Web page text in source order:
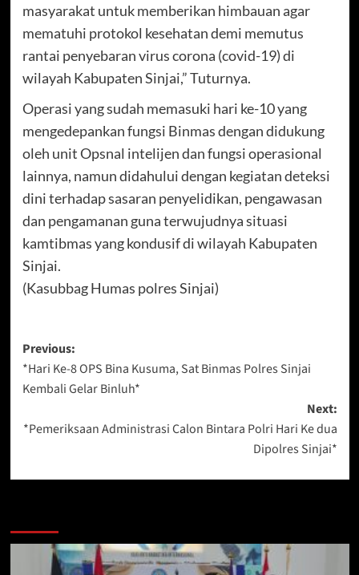
masyarakat untuk memberikan himbauan agar
mematuhi protokol kesehatan demi memutus
rantai penyebaran virus corona (covid-19) di
wilayah Kabupaten Sinjai,” Tuturnya.
Operasi yang sudah memasuki hari ke-10 yang
mengedepankan fungsi Binmas dengan didukung
oleh unit Opsnal intelijen dan fungsi operasional
lainnya, namun didahului dengan kegiatan deteksi
dini terhadap sasaran penyelidikan, pengawasan
dan pengamanan guna terwujudnya situasi
kamtibmas yang kondusif di wilayah Kabupaten
Sinjai.
(Kasubbag Humas polres Sinjai)
Post
navigation
Previous:
*Hari Ke-8 OPS Bina Kusuma, Sat Binmas Polres Sinjai
Kembali Gelar Binluh*
Next:
*Pemeriksaan Administrasi Calon Bintara Polri Hari Ke dua
Dipolres Sinjai*